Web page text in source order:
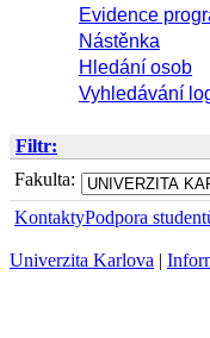
Evidence
Nástěnka
Hledání osob
Vyhledávání
Filtr:
Fakulta:
KontaktyPodpora
Univerzita Karlova |